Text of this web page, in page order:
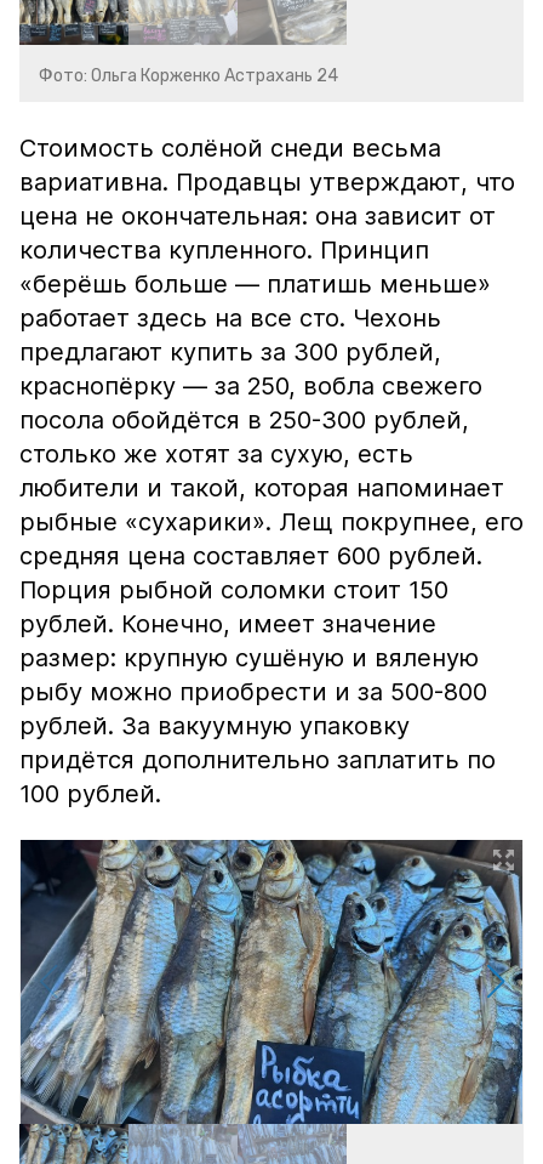
Фото: Ольга Корженко Астрахань 24
Стоимость солёной снеди весьма
вариативна. Продавцы утверждают, что
цена не окончательная: она зависит от
количества купленного. Принцип
«берёшь больше — платишь меньше»
работает здесь на все сто. Чехонь
предлагают купить за 300 рублей,
краснопёрку — за 250, вобла свежего
посола обойдётся в 250-300 рублей,
столько же хотят за сухую, есть
любители и такой, которая напоминает
рыбные «сухарики». Лещ покрупнее, его
средняя цена составляет 600 рублей.
Порция рыбной соломки стоит 150
рублей. Конечно, имеет значение
размер: крупную сушёную и вяленую
рыбу можно приобрести и за 500-800
рублей. За вакуумную упаковку
придётся дополнительно заплатить по
100 рублей.